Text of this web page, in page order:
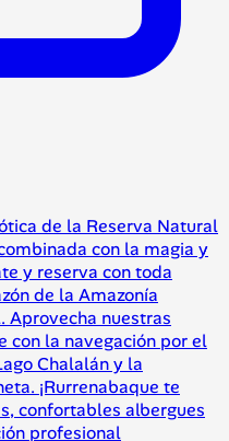
de la Reserva Natural
con la magia y
y reserva con toda
de la Amazonía
Aprovecha nuestras
la navegación por el
Chalalán y la
¡Rurrenabaque te
confortables albergues
profesional